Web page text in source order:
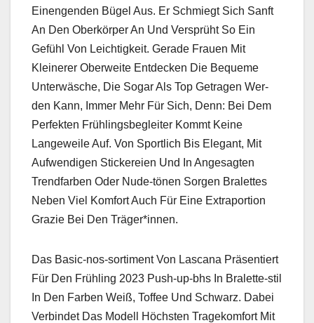
Einen­gen­den Bügel Aus. Er Schmiegt Sich San­ft
An Den Oberkör­p­er An Und Ver­sprüht So Ein
Gefühl Von Leichtigkeit. Ger­ade Frauen Mit
Kleiner­er Ober­weite Ent­deck­en Die Bequeme
Unter­wäsche, Die Sog­ar Als Top Getra­gen Wer­
den Kann, Immer Mehr Für Sich, Denn: Bei Dem
Per­fek­ten Früh­lings­be­gleit­er Kommt Keine
Langeweile Auf. Von Sportlich Bis Ele­gant, Mit
Aufwendi­gen Stick­ereien Und In Ange­sagten
Trend­far­ben Oder Nude-tönen Sor­gen Bralettes
Neben Viel Kom­fort Auch Für Eine Extra­por­tion
Gra­zie Bei Den Träger*innen.
Das Basic-nos-sor­ti­ment Von Las­cana Präsen­tiert
Für Den Früh­ling 2023 Push-up-bhs In Bralette-stil
In Den Far­ben Weiß, Tof­fee Und Schwarz. Dabei
Verbindet Das Mod­ell Höch­sten Tragekom­fort Mit